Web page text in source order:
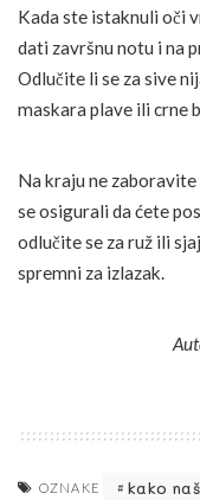
Kada ste istaknuli oči
dati završnu notu i na
Odlučite li se za sive
maskara plave ili crne
Na kraju ne
se osigurali da ćete
odlučite se za ruž ili
spremni za izlazak.
OZNAKE kako